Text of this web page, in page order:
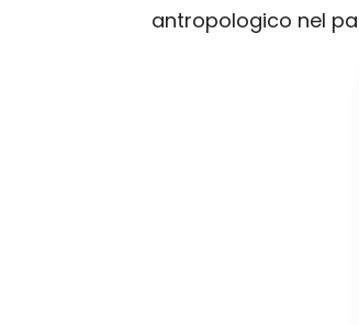
antropologico nel